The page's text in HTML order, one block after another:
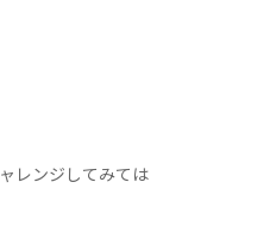
レンジしてみては